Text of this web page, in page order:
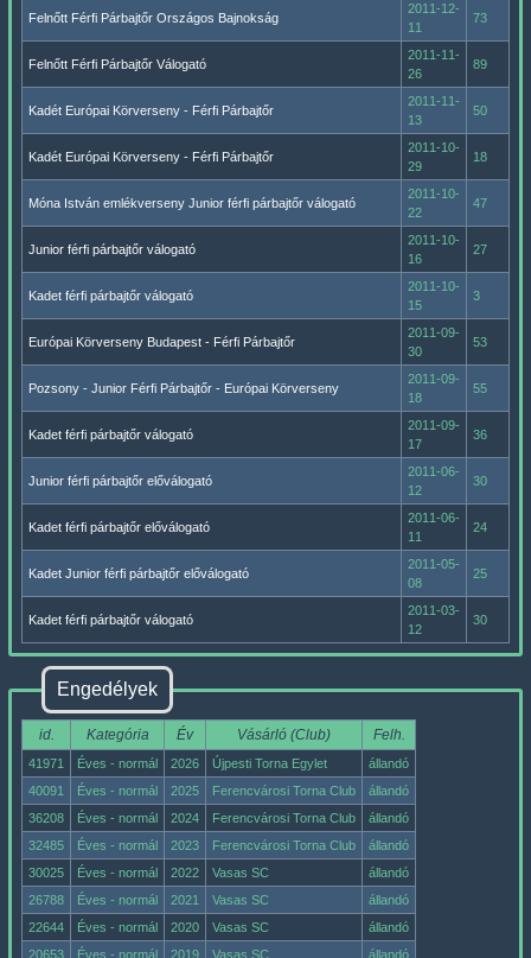
Felnőtt Férfi Párbajtőr Országos Bajnokság
2011-12-
11
73
Felnőtt Férfi Párbajtőr Válogató
2011-11-
26
89
Kadét Európai Körverseny - Férfi Párbajtőr
2011-11-
13
50
Kadét Európai Körverseny - Férfi Párbajtőr
2011-10-
29
18
Móna István emlékverseny Junior férfi párbajtőr válogató
2011-10-
22
47
Junior férfi párbajtőr válogató
2011-10-
16
27
Kadet férfi párbajtőr válogató
2011-10-
15
3
Európai Körverseny Budapest - Férfi Párbajtőr
2011-09-
30
53
Pozsony - Junior Férfi Párbajtőr - Európai Körverseny
2011-09-
18
55
Kadet férfi párbajtőr válogató
2011-09-
17
36
Junior férfi párbajtőr előválogató
2011-06-
12
30
Kadet férfi párbajtőr előválogató
2011-06-
11
24
Kadet Junior férfi párbajtőr előválogató
2011-05-
08
25
Kadet férfi párbajtőr válogató
2011-03-
12
30
Engedélyek
id. Kategória Év Vásárló (Club) Felh.
41971 Éves - normál 2026 Újpesti Torna Egylet
állandó
40091
Éves - normál 2025 Ferencvárosi Torna Club
állandó
36208
Éves - normál 2024 Ferencvárosi Torna Club
állandó
32485
Éves - normál 2023 Ferencvárosi Torna Club
állandó
30025
Éves - normál 2022 Vasas SC
állandó
26788
Éves - normál 2021 Vasas SC
állandó
22644
Éves - normál 2020 Vasas SC
állandó
20653
Éves - normál 2019 Vasas SC állandó